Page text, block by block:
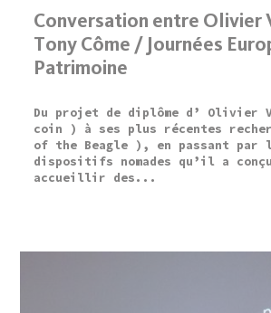
Conversation entre Olivier
Tony Côme / Journées
Patrimoine
Du projet de diplôme d’ Olivier
coin ) à ses plus récentes
of the Beagle ), en passant par
dispositifs nomades qu’il a
accueillir des...